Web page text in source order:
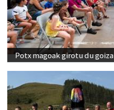
Potx magoak girotu du goiza